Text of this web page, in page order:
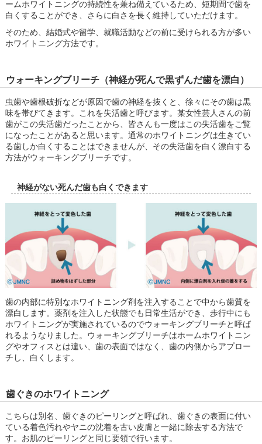
ームホワイトニングの持続性を兼ね備えているため、短期間で歯を
白くすることができ、さらに白さを長く維持していただけます。
そのため、結婚式や留学、就職活動などの前に受けられる方が多い
ホワイトニング方法です。
ウォーキングブリーチ（神経が死んで黒ずんだ歯を漂白）
虫歯や歯根破折などが原因で歯の神経を抜くと、徐々にその歯は黒
味を帯びてきます。これを失活歯と呼びます。某女性芸人さんの前
歯がこの失活歯だったことから、皆さんも一度はこの失活歯をご覧
になったことがあると思います。通常のホワイトニングは生きてい
る歯しか白くすることはできませんが、その失活歯を白く漂白する
方法がウォーキングブリーチです。
神経がない死んだ歯も白くできます
歯の内部に特別なホワイトニング剤を注入することで中から歯質を
漂白します。薬剤を注入した状態でも日常生活ができ、歩行中にも
ホワイトニングが実施されているのでウォーキングブリーチと呼ば
れるようなりました。ウォーキングブリーチはホームホワイトニン
グやオフィスとは違い、歯の表面ではなく、歯の内側からアプロー
チし、白くします。
歯ぐきのホワイトニング
こちらは別名、歯ぐきのピーリングと呼ばれ、歯ぐきの表面に付い
ている着色汚れやヤニの沈着を古い皮膚と一緒に除去する方法で
す。お肌のピーリングと同じ要領で行います。